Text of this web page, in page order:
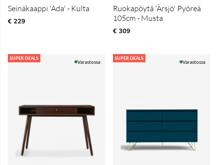
Seinäkaappi 'Ada' - Kulta
€ 229
Ruokapöytä 'Ärsjö' Pyöreä
105cm - Musta
€ 309
SUPER DEALS
Varastossa
SUPER DEALS
Varastossa